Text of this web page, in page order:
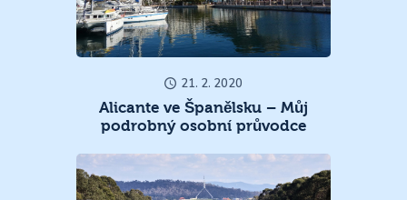
21. 2. 2020
Alicante ve Španělsku – Můj
podrobný osobní průvodce